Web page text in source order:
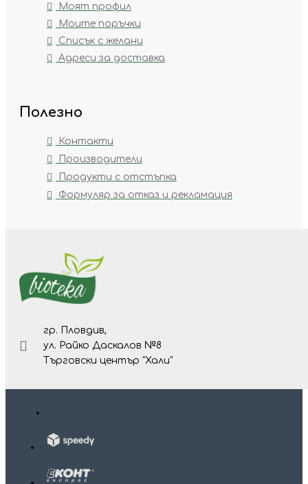
Моят профил
Моите поръчки
Списък с желани
Адреси за доставка
Полезно
Контакти
Производители
Продукти с отстъпка
Формуляр за отказ и рекламация
гр. Пловдив,
ул. Райко Даскалов №8
Търговски център "Хали"